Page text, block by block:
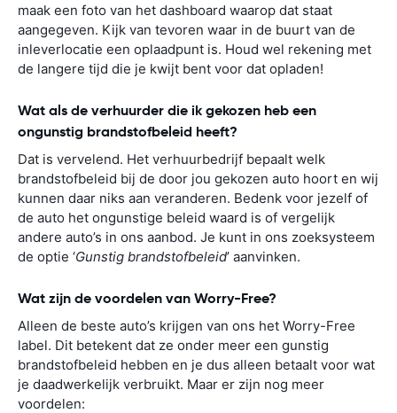
maak een foto van het dashboard waarop dat staat
aangegeven. Kijk van tevoren waar in de buurt van de
inleverlocatie een oplaadpunt is. Houd wel rekening met
de langere tijd die je kwijt bent voor dat opladen!
Wat als de verhuurder die ik gekozen heb een
ongunstig brandstofbeleid heeft?
Dat is vervelend. Het verhuurbedrijf bepaalt welk
brandstofbeleid bij de door jou gekozen auto hoort en wij
kunnen daar niks aan veranderen. Bedenk voor jezelf of
de auto het ongunstige beleid waard is of vergelijk
andere auto’s in ons aanbod. Je kunt in ons zoeksysteem
de optie ‘Gunstig brandstofbeleid’ aanvinken.
Wat zijn de voordelen van Worry-Free?
Alleen de beste auto’s krijgen van ons het Worry-Free
label. Dit betekent dat ze onder meer een gunstig
brandstofbeleid hebben en je dus alleen betaalt voor wat
je daadwerkelijk verbruikt. Maar er zijn nog meer
voordelen: